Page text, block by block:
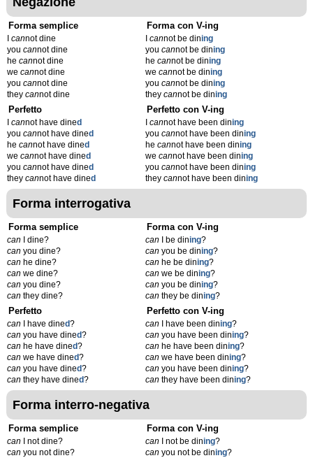
Forma semplice
cannot dine
you cannot dine
he cannot dine
we cannot dine
you cannot dine
they cannot dine
Forma con V-ing
Icannot be dining
youcannot be dining
hecannot be dining
wecannot be dining
youcannot be dining
theycannot be dining
Perfetto
cannot have dined
you cannot have dined
he cannot have dined
we cannot have dined
you cannot have dined
they cannot have dined
Perfetto con V-ing
Icannot have been dining
youcannot have been dining
hecannot have been dining
wecannot have been dining
youcannot have been dining
theycannot have been dining
Forma interrogativa
Forma semplice
can I dine?
can you dine?
can he dine?
can we dine?
can you dine?
can they dine?
Forma con V-ing
can I be dining?
can you be dining?
can he be dining?
can we be dining?
can you be dining?
can they be dining?
Perfetto
can I have dined?
can you have dined?
can he have dined?
can we have dined?
can you have dined?
can they have dined?
Perfetto con V-ing
can I have been dining?
can you have been dining?
can he have been dining?
can we have been dining?
can you have been dining?
can they have been dining?
Forma interro-negativa
Forma semplice
can I not dine?
can you not dine?
Forma con V-ing
can I not be dining?
can you not be dining?